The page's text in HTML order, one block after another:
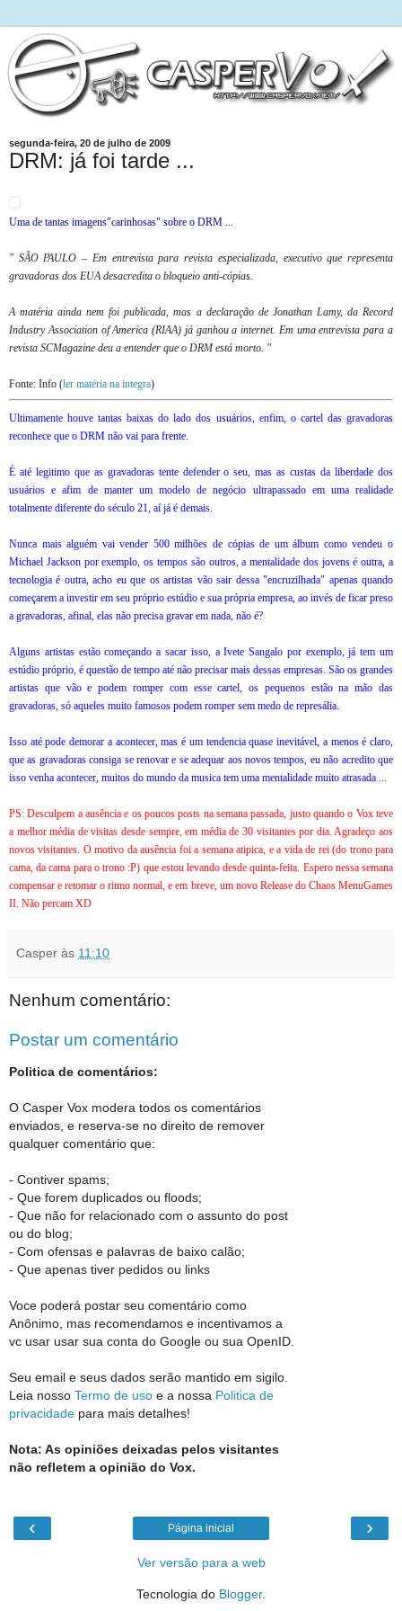
segunda-feira, 20 de julho de 2009
DRM: já foi tarde ...
Uma de tantas imagens"carinhosas" sobre o DRM ...
" SÃO PAULO – Em entrevista para revista especializada, executivo que representa
gravadoras dos EUA desacredita o bloqueio anti-cópias.
A matéria ainda nem foi publicada, mas a declaração de Jonathan Lamy, da Record
Industry Association of America (RIAA) já ganhou a internet. Em uma entrevista para a
revista SCMagazine deu a entender que o DRM está morto. "
Fonte: Info (ler matéria na integra)
Ultimamente houve tantas baixas do lado dos usuários, enfim, o cartel das gravadoras
reconhece que o DRM não vai para frente.
É até legitimo que as gravadoras tente defender o seu, mas as custas da liberdade dos
usuários e afim de manter um modelo de negócio ultrapassado em uma realidade
totalmente diferente do século 21, aí já é demais.
Nunca mais alguém vai vender 500 milhões de cópias de um álbum como vendeu o
Michael Jackson por exemplo, os tempos são outros, a mentalidade dos jovens é outra, a
tecnologia é outra, acho eu que os artistas vão sair dessa "encruzilhada" apenas quando
começarem a investir em seu próprio estúdio e sua própria empresa, ao invés de ficar preso
a gravadoras, afinal, elas não precisa gravar em nada, não é?
Alguns artistas estão começando a sacar isso, a Ivete Sangalo por exemplo, já tem um
estúdio próprio, é questão de tempo até não precisar mais dessas empresas. São os grandes
artistas que vão e podem romper com esse cartel, os pequenos estão na mão das
gravadoras, só aqueles muito famosos podem romper sem medo de represália.
Isso até pode demorar a acontecer, mas é um tendencia quase inevitável, a menos é claro,
que as gravadoras consiga se renovar e se adequar aos novos tempos, eu não acredito que
isso venha acontecer, muitos do mundo da musica tem uma mentalidade muito atrasada ...
PS: Desculpem a ausência e os poucos posts na semana passada, justo quando o Vox teve
a melhor média de visitas desde sempre, em média de 30 visitantes por dia. Agradeço aos
novos visitantes. O motivo da ausência foi a semana atipica, e a vida de rei (do trono para
cama, da cama para o trono :P) que estou levando desde quinta-feita. Espero nessa semana
compensar e retomar o ritmo normal, e em breve, um novo Release do Chaos MenuGames
II. Não percam XD
Casper às 11:10
Nenhum comentário:
Postar um comentário
Politica de comentários:
O Casper Vox modera todos os comentários
enviados, e reserva-se no direito de remover
qualquer comentário que:
- Contiver spams;
- Que forem duplicados ou floods;
- Que não for relacionado com o assunto do post
ou do blog;
- Com ofensas e palavras de baixo calão;
- Que apenas tiver pedidos ou links
Voce poderá postar seu comentário como
Anônimo, mas recomendamos e incentivamos a
vc usar usar sua conta do Google ou sua OpenID.
Seu email e seus dados serão mantido em sigilo.
Leia nosso Termo de uso e a nossa Politica de
privacidade para mais detalhes!
Nota: As opiniões deixadas pelos visitantes
não refletem a opinião do Vox.
‹ ›
Página inicial
Ver versão para a web
Tecnologia do Blogger.